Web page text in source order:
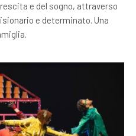
e del sogno, attraverso
e determinato. Una